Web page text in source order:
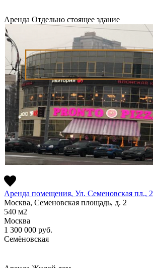
Аренда Отдельно стоящее здание
Аренда помещения, Ул. Семеновская пл., 2
Москва, Семеновская площадь, д. 2
540 м2
Москва
1 300 000 руб.
Семёновская